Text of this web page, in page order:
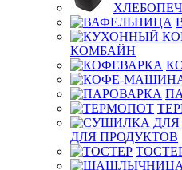
КОМБАЙН
ДЛЯ ПРОДУКТОВ